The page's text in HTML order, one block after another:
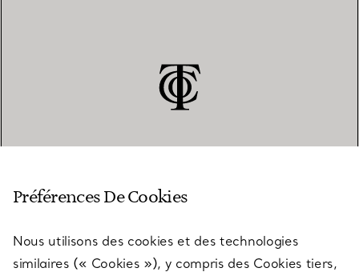
SERVICES
Préférences De Cookies
Nous utilisons des cookies et des technologies
similaires (« Cookies »), y compris des Cookies tiers,